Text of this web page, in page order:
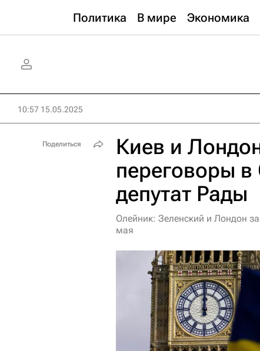
Политика В мире Экономика
10:57 15.05.2025
Киев и
переговоры в
депутат Рады
Олейник: Зеленский и Лондон
мая
Поделиться